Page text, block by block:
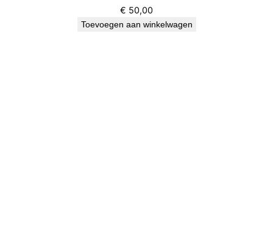
€ 50,00
Toevoegen aan winkelwagen